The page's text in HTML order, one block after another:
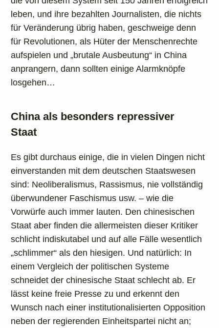
leben, und ihre bezahlten Journalisten, die nichts
für Veränderung übrig haben, geschweige denn
für Revolutionen, als Hüter der Menschenrechte
aufspielen und „brutale Ausbeutung“ in China
anprangern, dann sollten einige Alarmknöpfe
losgehen…
China als besonders repressiver
Staat
Es gibt durchaus einige, die in vielen Dingen nicht
einverstanden mit dem deutschen Staatswesen
sind: Neoliberalismus, Rassismus, nie vollständig
überwundener Faschismus usw. – wie die
Vorwürfe auch immer lauten. Den chinesischen
Staat aber finden die allermeisten dieser Kritiker
schlicht indiskutabel und auf alle Fälle wesentlich
„schlimmer“ als den hiesigen. Und natürlich: In
einem Vergleich der politischen Systeme
schneidet der chinesische Staat schlecht ab. Er
lässt keine freie Presse zu und erkennt den
Wunsch nach einer institutionalisierten Opposition
neben der regierenden Einheitspartei nicht an;